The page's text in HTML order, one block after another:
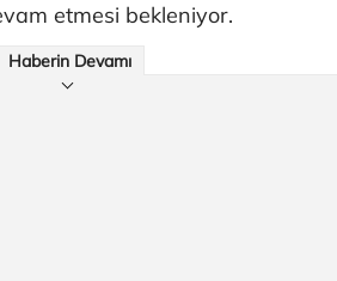
etmesi bekleniyor.
Haberin Devamı